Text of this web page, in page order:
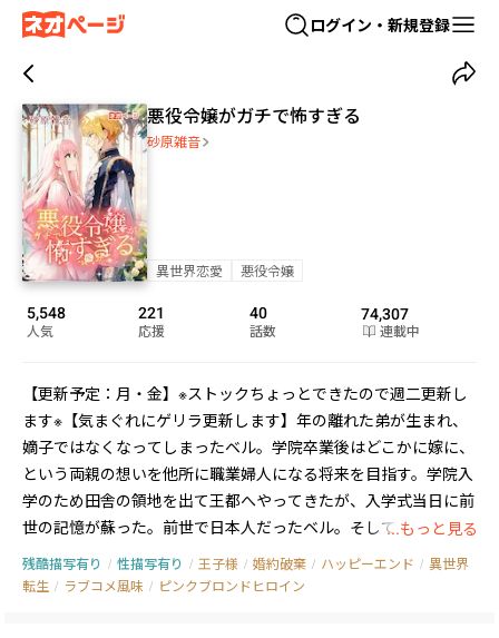
ログイン・新規登録
悪役令嬢がガチで怖すぎる
砂原雑音
異世界恋愛 悪役令嬢
5,548
人気
221
応援
40
話数
74,307
連載中
【更新予定：月・金】※ストックちょっとできたので週二更新し
ます※【気まぐれにゲリラ更新します】年の離れた弟が生まれ、
嫡子ではなくなってしまったベル。学院卒業後はどこかに嫁に、
という両親の想いを他所に職業婦人になる将来を目指す。学院入
学のため田舎の領地を出て王都へやってきたが、入学式当日に前
世の記憶が蘇った。前世で日本人だったベル。そしてこの世界
は、前世のベルが読んでいた恋愛小説の舞台だった。
※レーティングは保険です※
...もっと見る
残酷描写有り / 性描写有り / 王子様 / 婚約破棄 / ハッピーエンド / 異世界
転生 / ラブコメ風味 / ピンクブロンドヒロイン